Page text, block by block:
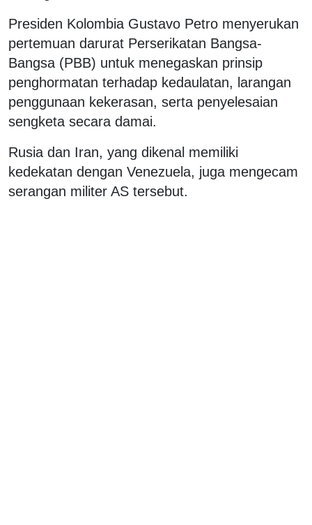
Presiden Kolombia Gustavo Petro menyerukan
pertemuan darurat Perserikatan Bangsa-
Bangsa (PBB) untuk menegaskan prinsip
penghormatan terhadap kedaulatan, larangan
penggunaan kekerasan, serta penyelesaian
sengketa secara damai.
Rusia dan Iran, yang dikenal memiliki
kedekatan dengan Venezuela, juga mengecam
serangan militer AS tersebut.